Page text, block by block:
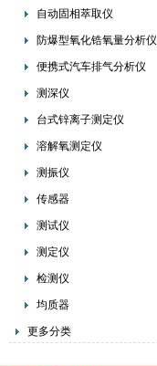
自动固相萃取仪
防爆型氧化锆氧量分析仪
便携式汽车排气分析仪
测深仪
台式锌离子测定仪
溶解氧测定仪
测振仪
传感器
测试仪
测定仪
检测仪
均质器
更多分类